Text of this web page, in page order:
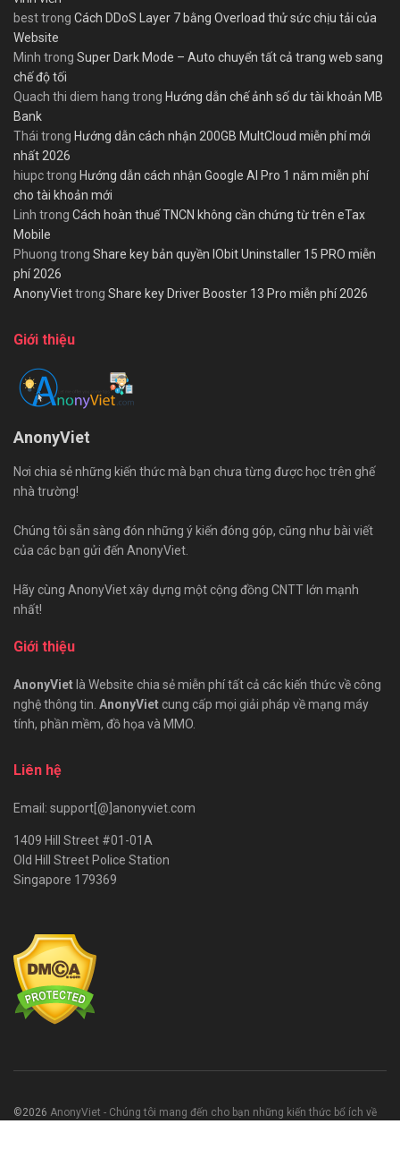
besttrong Cách DDoS Layer 7 bằng Overload thử sức chịu tải của
Website
Minh trong Super Dark Mode – Auto chuyển tất cả trang web sang
chế độ tối
Quach thi diem hang trong Hướng dẫn chế ảnh số dư tài khoản MB
Bank
Thái trong Hướng dẫn cách nhận 200GB MultCloud miễn phí mới
nhất 2026
hiupctrong Hướng dẫn cách nhận Google AI Pro 1 năm miễn phí
cho tài khoản mới
Linh trong Cách hoàn thuế TNCN không cần chứng từ trên eTax
Mobile
Phuong trong Share key bản quyền IObit Uninstaller 15 PRO miễn
phí 2026
AnonyViettrong Share key Driver Booster 13 Pro miễn phí 2026
Giới thiệu
AnonyViet
Nơi chia sẻ những kiến thức mà bạn chưa từng được học trên ghế
nhà trường!
Chúng tôi sẵn sàng đón những ý kiến đóng góp, cũng như bài viết
của các bạn gửi đến AnonyViet.
Hãy cùng AnonyViet xây dựng một cộng đồng CNTT lớn mạnh
nhất!
Giới thiệu
AnonyViet là Website chia sẻ miễn phí tất cả các kiến thức về công
nghệ thông tin. AnonyViet cung cấp mọi giải pháp về mạng máy
tính, phần mềm, đồ họa và MMO.
Liên hệ
Email: support[@]anonyviet.com
1409 Hill Street #01-01A
Old Hill Street Police Station
Singapore 179369
©2026 AnonyViet - Chúng tôi mang đến cho bạn những kiến thức bổ ích về